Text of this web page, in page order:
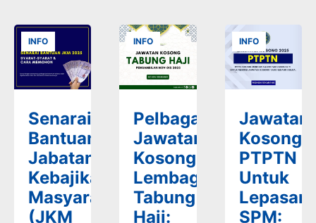
INFO
Senarai
Bantuan
Jabatan
Kebajikan
Masyarakat
(JKM
INFO
Pelbagai
Jawatan
Kosong
Lembaga
Tabung
Haji:
INFO
Jawatan
Kosong
PTPTN
Untuk
Lepasan
SPM: